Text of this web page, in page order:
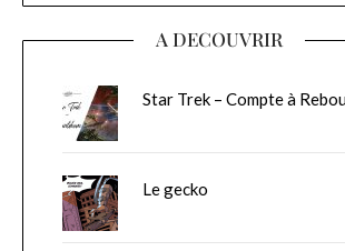
A DECOUVRIR
Star Trek – Compte à
Le gecko